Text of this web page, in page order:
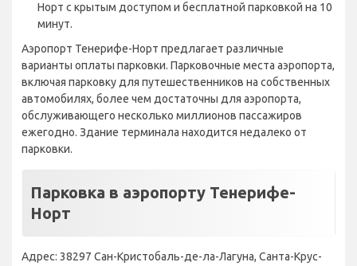
Норт с крытым доступом и бесплатной парковкой на 10
минут.
Аэропорт Тенерифе-Норт предлагает различные
варианты оплаты парковки. Парковочные места аэропорта,
включая парковку для путешественников на собственных
автомобилях, более чем достаточны для аэропорта,
обслуживающего несколько миллионов пассажиров
ежегодно. Здание терминала находится недалеко от
парковки.
Парковка в аэропорту Тенерифе-
Норт
Адрес: 38297 Сан-Кристобаль-де-ла-Лагуна, Санта-Крус-